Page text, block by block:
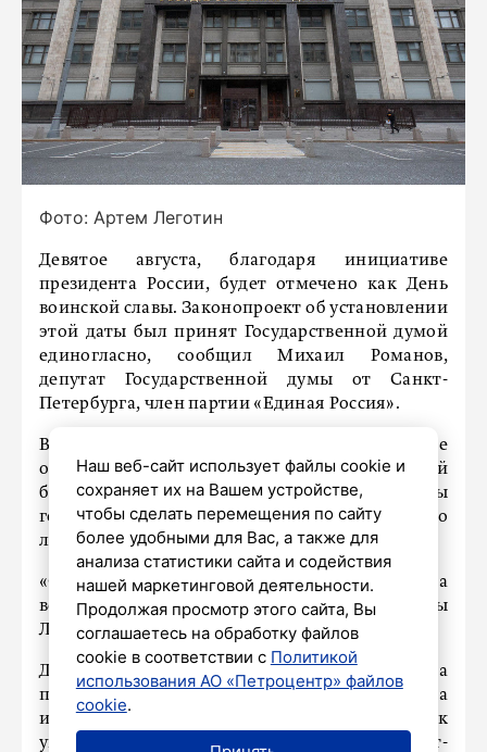
Фото: Артем Леготин
Девятое августа, благодаря инициативе
президента России, будет отмечено как День
воинской славы. Законопроект об установлении
этой даты был принят Государственной думой
единогласно, сообщил Михаил Романов,
депутат Государственной думы от Санкт-
Петербурга, член партии «Единая Россия».
В Год защитника Отечества вся страна впервые
отметит День окончания Ленинградской
борьбы. Романов отметил, что для главы
государства, как и для многих россиян, это
личная история.
«Отец Владимира Владимировича Путина
воевал на фронте, а брат стал жертвой блокады
Ленинграда», – подчеркнул депутат.
Депутат напомнил, что решающим шагом на
пути к Победе стал прорыв фашистского кольца
и завершение Ленинградской битвы. В знак
увековечивания памяти о событиях, в Санкт-
Наш веб-сайт использует файлы cookie и
сохраняет их на Вашем устройстве,
чтобы сделать перемещения по сайту
более удобными для Вас, а также для
анализа статистики сайта и содействия
нашей маркетинговой деятельности.
Продолжая просмотр этого сайта, Вы
соглашаетесь на обработку файлов
cookie в соответствии с Политикой
использования АО «Петроцентр» файлов
cookie.